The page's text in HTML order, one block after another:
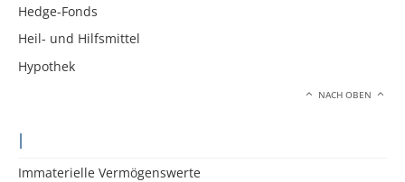
Hedge-Fonds
Heil- und Hilfsmittel
Hypothek
NACH OBEN
I
Immaterielle Vermögenswerte